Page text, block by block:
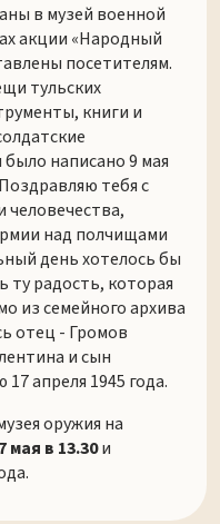
в музей военной
акции «Народный
посетителям.
тульских
книги и
написано 9 мая
тебя с
над полчищами
день хотелось бы
ту радость, которая
из семейного архива
отец - Громов
и сын
апреля 1945 года.
оружия на
7 мая в 13.30и